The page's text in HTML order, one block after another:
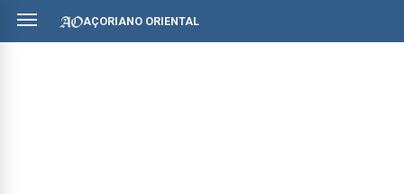
AÇORIANO ORIENTAL